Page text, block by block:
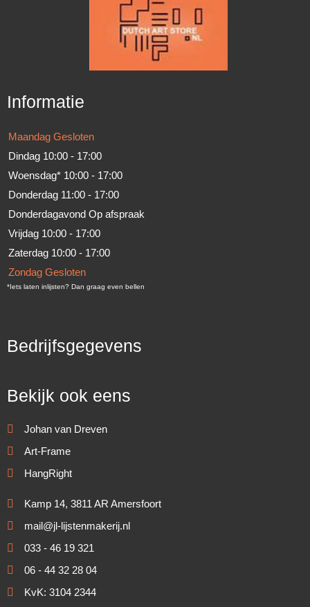
Informatie
Maandag Gesloten
Dindag 10:00 - 17:00
Woensdag* 10:00 - 17:00
Donderdag 11:00 - 17:00
Donderdagavond Op afspraak
Vrijdag 10:00 - 17:00
Zaterdag 10:00 - 17:00
Zondag Gesloten
*Iets laten inlijsten? Dan graag even bellen
Bedrijfsgegevens
Bekijk ook eens
Johan van Dreven
Art-Frame
HangRight
Kamp 14, 3811 AR Amersfoort
mail@jl-lijstenmakerij.nl
033 - 46 19 321
06 - 44 32 28 04
KvK: 3104 2344